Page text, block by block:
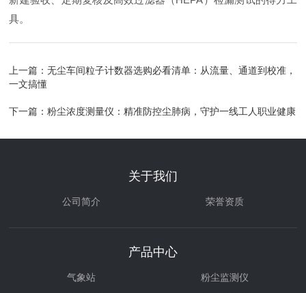
具。
上一篇：无尘车间粒子计数器选购必看清单：从流量、通道到校准，
一文搞懂
下一篇：粉尘浓度测量仪：精准防控尘肺病，守护一线工人职业健康
关于我们
公司简介 荣誉资质
产品中心
气象站 粉尘监测仪